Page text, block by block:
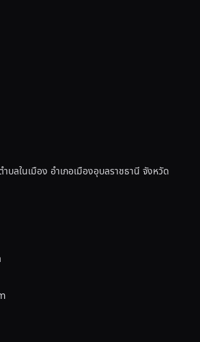
ลในเมือง อำเภอเมืองอุบลราชธานี จังหวัด